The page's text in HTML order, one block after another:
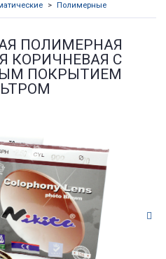
Полимерные
ПОЛИМЕРНАЯ
КОРИЧНЕВАЯ С
ПОКРЫТИЕМ